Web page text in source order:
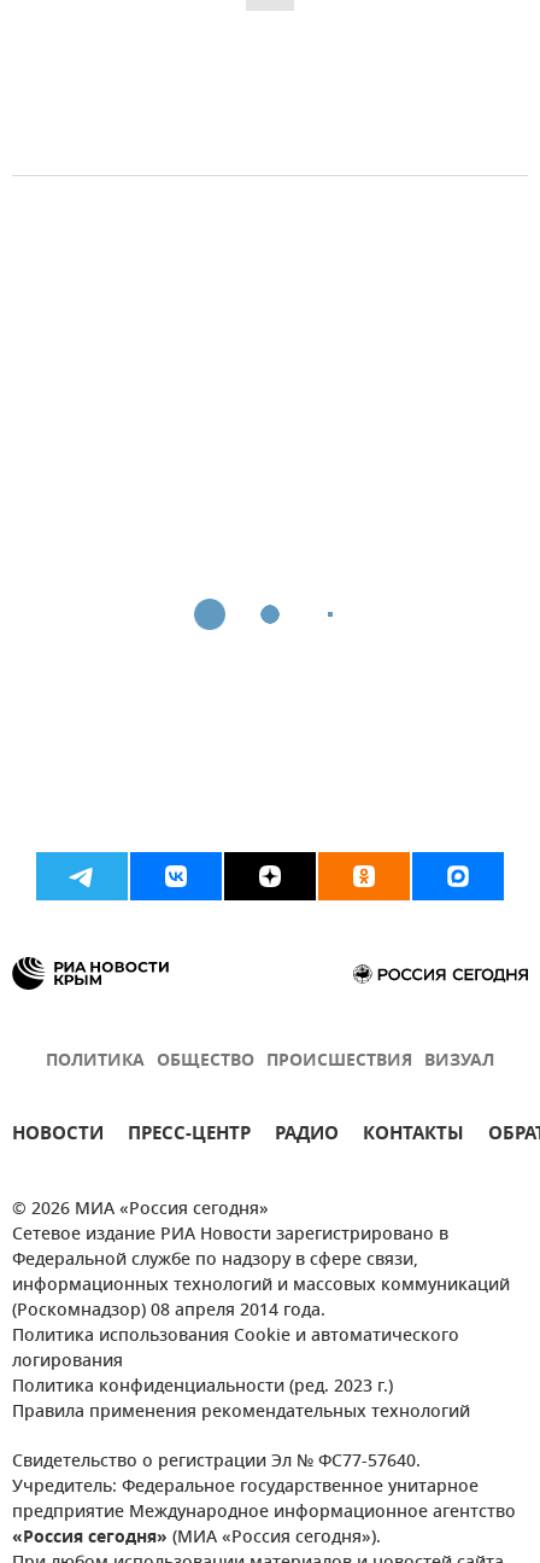
ПОЛИТИКА ОБЩЕСТВО ПРОИСШЕСТВИЯ ВИЗУАЛ
НОВОСТИ ПРЕСС-ЦЕНТР РАДИО КОНТАКТЫ
© 2026 МИА «Россия сегодня»
Сетевое издание РИА Новости зарегистрировано в
Федеральной службе по надзору в сфере связи,
информационных технологий и массовых коммуникаций
(Роскомнадзор) 08 апреля 2014 года.
Политика использования Cookie и автоматического
логирования
Политика конфиденциальности (ред. 2023 г.)
Правила применения рекомендательных технологий
Свидетельство о регистрации Эл № ФС77-57640.
Учредитель: Федеральное государственное унитарное
предприятие Международное информационное агентство
«Россия сегодня» (МИА «Россия сегодня»).